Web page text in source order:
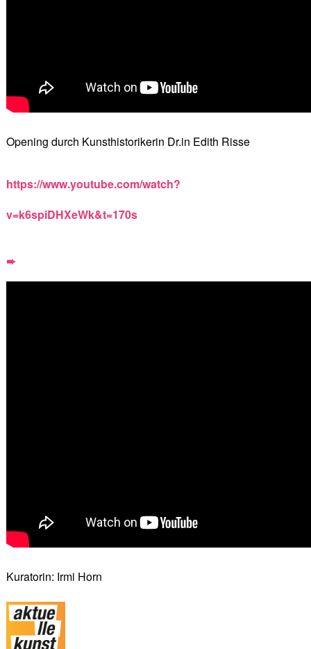
Opening durch Kunsthistorikerin Dr.in Edith Risse
https://www.youtube.com/watch?
v=k6spiDHXeWk&t=170s
➨
Kuratorin: Irmi Horn